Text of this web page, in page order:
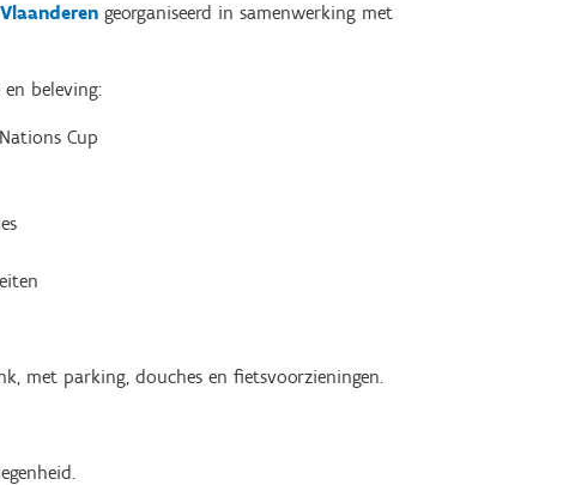
georganiseerd in samenwerking met
beleving:
Cup
met parking, douches en fietsvoorzieningen.